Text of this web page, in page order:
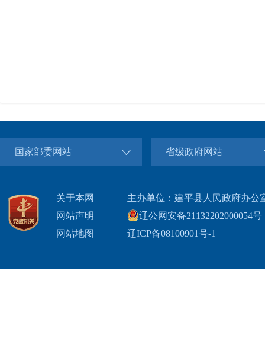
国家部委网站 省级政府网站
关于本网
网站声明
网站地图
主办单位：建平县人民政府办公
辽公网安备21132202000054号
辽ICP备08100901号-1